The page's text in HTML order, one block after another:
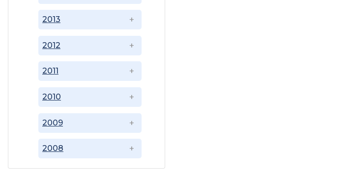
2008
2009
2010
2011
2012
2013